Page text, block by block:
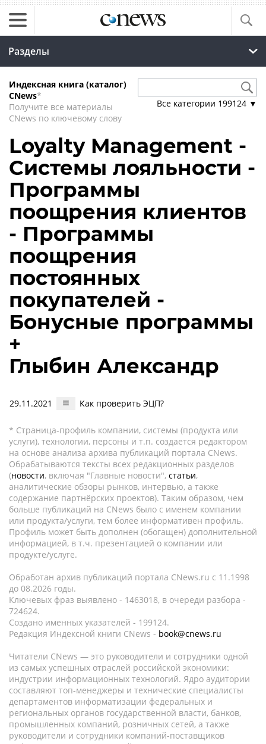
Разделы
Индексная книга (каталог)
CNews*
Получите все материалы
CNews по ключевому слову
Все категории 199124 ▼
Loyalty Management -
Системы лояльности -
Программы
поощрения клиентов
- Программы
поощрения
постоянных
покупателей -
Бонусные программы
+
Глыбин Александр
29.11.2021 Как проверить ЭЦП?
* Страница-профиль компании, системы (продукта или
услуги), технологии, персоны и т.п. создается редактором
на основе анализа архива публикаций портала CNews.
Обрабатываются тексты всех редакционных разделов
(новости, включая "Главные новости", статьи,
аналитические обзоры рынков, интервью, а также
содержание партнёрских проектов). Таким образом, чем
больше публикаций на CNews было с именем компании
или продукта/услуги, тем более информативен профиль.
Профиль может быть дополнен (обогащен) дополнительной
информацией, в т.ч. презентацией о компании или
продукте/услуге.
Обработан архив публикаций портала CNews.ru c 11.1998
до 08.2026 годы.
Ключевых фраз выявлено - 1463018, в очереди разбора -
724624.
Создано именных указателей - 199124.
Редакция Индексной книги CNews - book@cnews.ru
Читатели CNews — это руководители и сотрудники одной
из самых успешных отраслей российской экономики:
индустрии информационных технологий. Ядро аудитории
составляют топ-менеджеры и технические специалисты
департаментов информатизации федеральных и
региональных органов государственной власти, банков,
промышленных компаний, розничных сетей, а также
руководители и сотрудники компаний-поставщиков